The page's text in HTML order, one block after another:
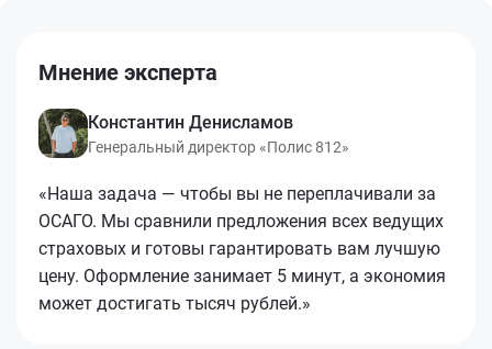
Мнение эксперта
Константин Денисламов
Генеральный директор «Полис 812»
«Наша задача — чтобы вы не переплачивали за
ОСАГО. Мы сравнили предложения всех ведущих
страховых и готовы гарантировать вам лучшую
цену. Оформление занимает 5 минут, а экономия
может достигать тысяч рублей.»